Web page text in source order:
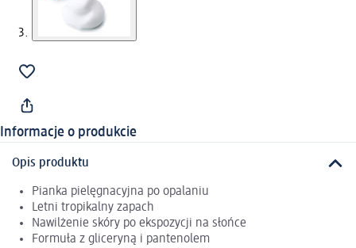
Informacje o produkcie
Opis produktu
Pianka pielęgnacyjna po opalaniu
Letni tropikalny zapach
Nawilżenie skóry po ekspozycji na słońce
Formuła z gliceryną i pantenolem